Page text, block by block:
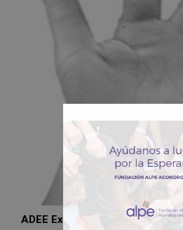
ADEE Expertos. Formación